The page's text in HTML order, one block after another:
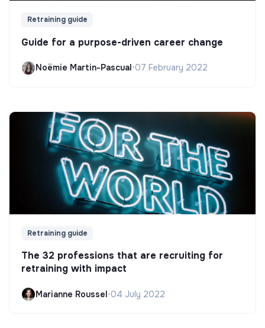
Retraining guide
Guide for a purpose-driven career change
Noëmie Martin-Pascual•07 February 2022
Retraining guide
The 32 professions that are recruiting for
retraining with impact
Marianne Roussel•04 July 2022